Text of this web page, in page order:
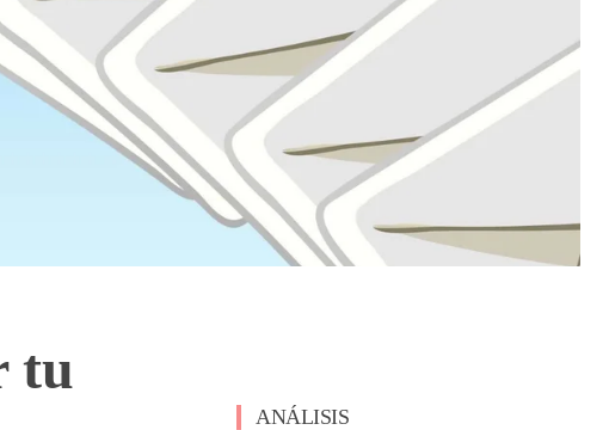
tu
ANÁLISIS